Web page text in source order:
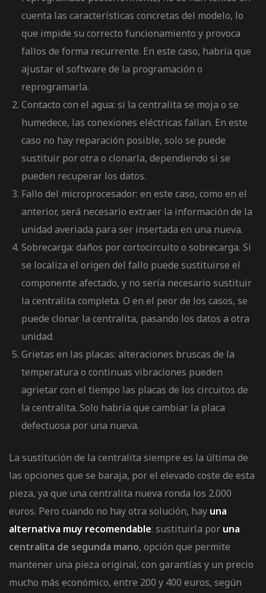
cuenta las características concretas del modelo, lo
que impide su correcto funcionamiento y provoca
fallos de forma recurrente. En este caso, habría que
ajustar el software de la programación o
reprogramarla.
Contacto con el agua: si la centralita se moja o se
humedece, las conexiones eléctricas fallan. En este
caso no hay reparación posible, solo se puede
sustituir por otra o clonarla, dependiendo si se
pueden recuperar los datos.
Fallo del microprocesador: en este caso, como en el
anterior, será necesario extraer la información de la
unidad averiada para ser insertada en una nueva.
Sobrecarga: daños por cortocircuito o sobrecarga. Si
se localiza el origen del fallo puede sustituirse el
componente afectado, y no sería necesario sustituir
la centralita completa. O en el peor de los casos, se
puede clonar la centralita, pasando los datos a otra
unidad.
Grietas en las placas: alteraciones bruscas de la
temperatura o continuas vibraciones pueden
agrietar con el tiempo las placas de los circuitos de
la centralita. Solo habría que cambiar la placa
defectuosa por una nueva.
La sustitución de la centralita siempre es la última de
las opciones que se baraja, por el elevado coste de esta
pieza, ya que una centralita nueva ronda los 2.000
euros. Pero cuando no hay otra solución, hay una
alternativa muy recomendable: sustituirla por una
centralita de segunda mano, opción que permite
mantener una pieza original, con garantías y un precio
mucho más económico, entre 200 y 400 euros, según